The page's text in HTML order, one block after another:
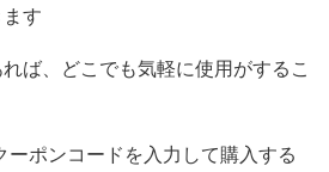
す
ば、どこでも気軽に使用がするこ
ーポンコードを入力して購入する